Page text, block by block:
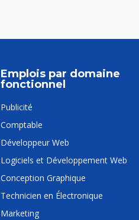
Emplois par domaine
fonctionnel
Publicité
Comptable
Développeur Web
Logiciels et Développement Web
Conception Graphique
Technicien en Électronique
Marketing